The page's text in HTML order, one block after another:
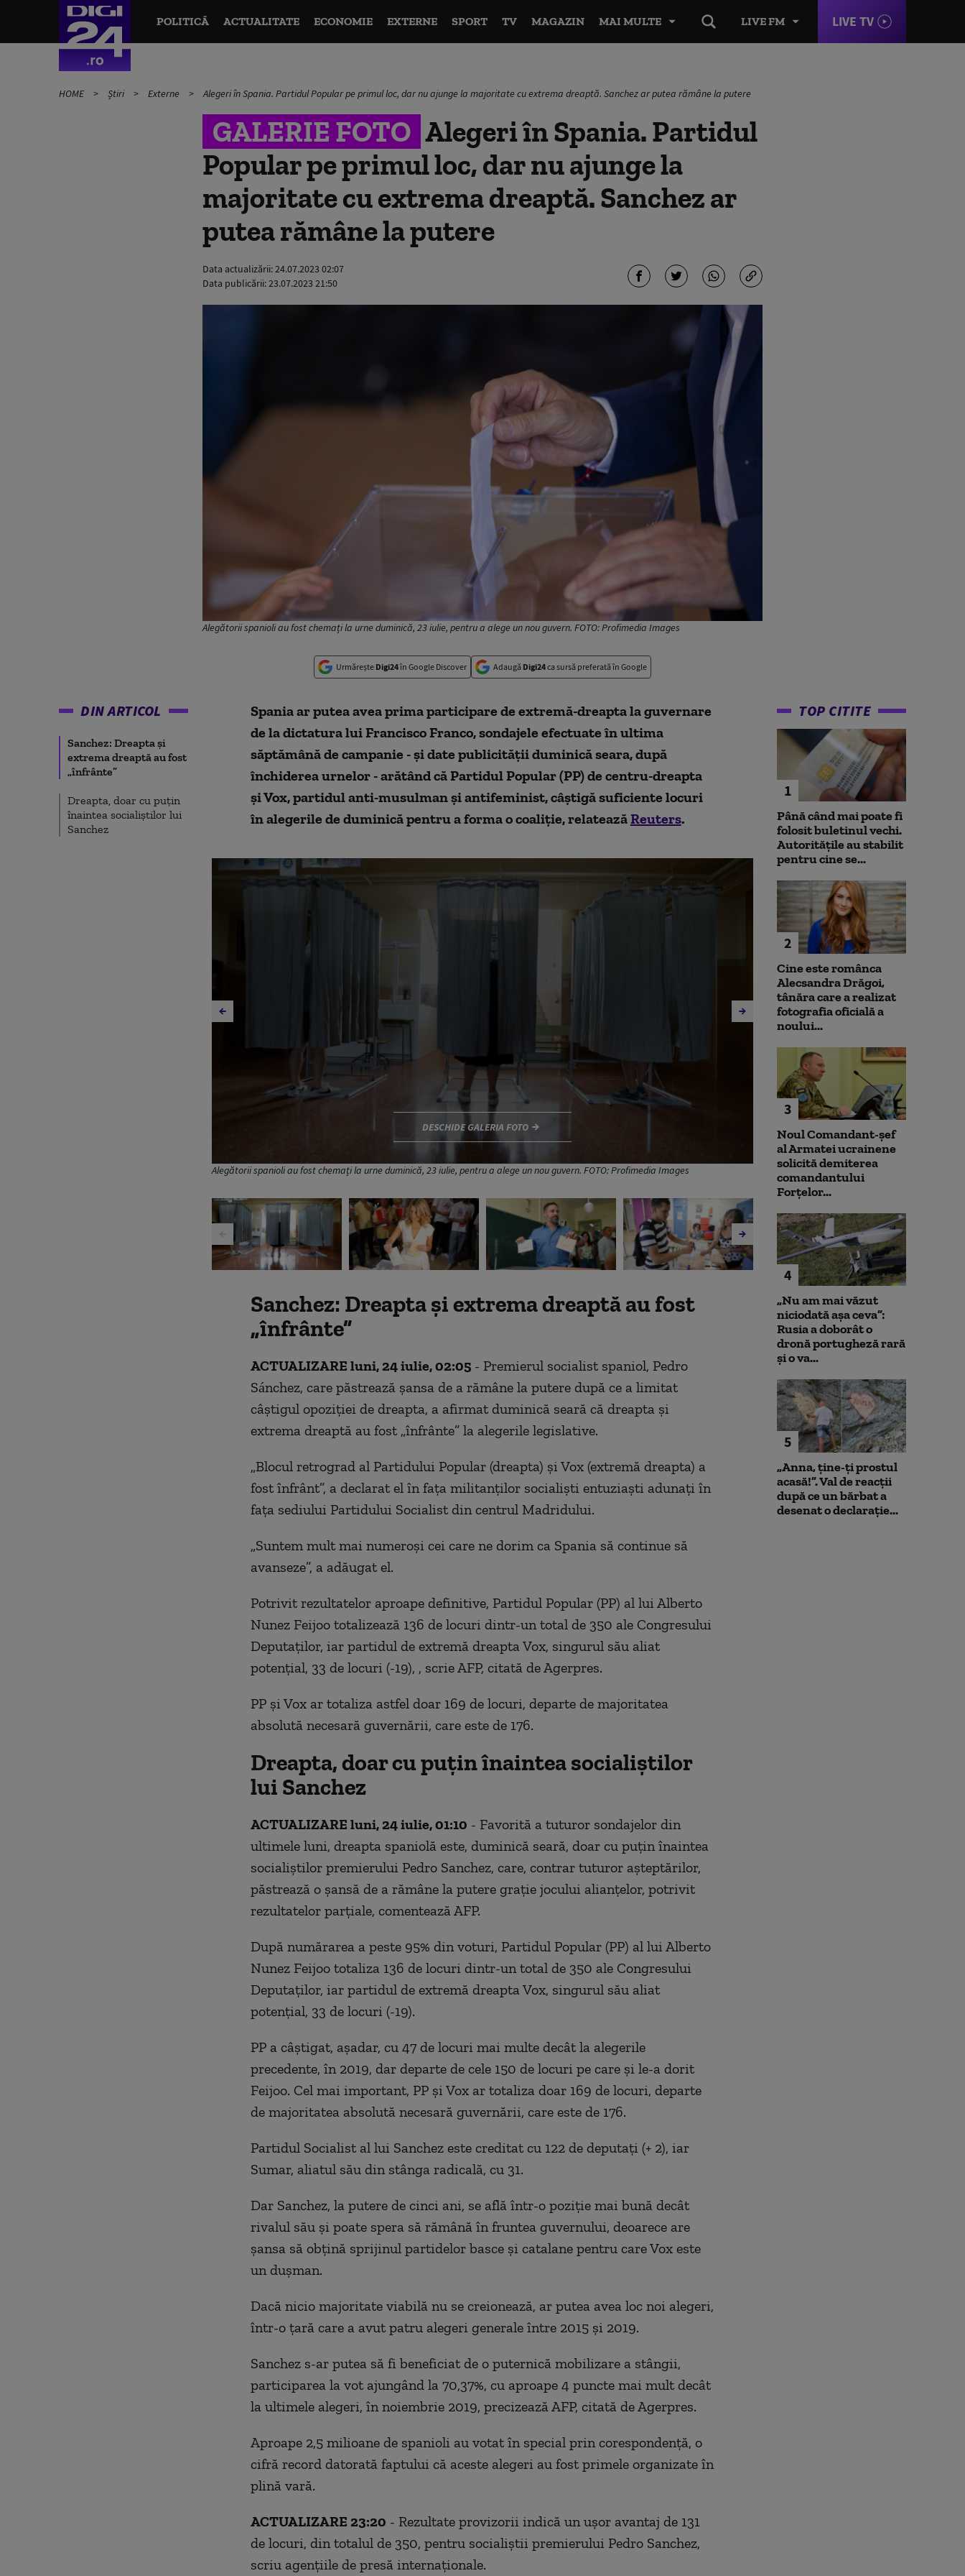
LIVE FM LIVE TV
POLITICĂ ACTUALITATE ECONOMIE EXTERNE SPORT TV MAGAZIN MAI MULTE
HOME Știri Externe Alegeri în Spania. Partidul Popular pe primul loc, dar nu ajunge la majoritate cu extrema dreaptă. Sanchez ar putea rămâne la putere
GALERIE FOTO Alegeri în Spania. Partidul
Popular pe primul loc, dar nu ajunge la
majoritate cu extrema dreaptă. Sanchez ar
putea rămâne la putere
Data actualizării:24.07.2023 02:07
Data publicării:23.07.2023 21:50
Alegătorii spanioli au fost chemați la urne duminică, 23 iulie, pentru a alege un nou guvern. FOTO: Profimedia Images
Urmărește Digi24în Google Discover Adaugă Digi24ca sursă preferată în Google
DIN ARTICOL
Sanchez: Dreapta şi
extrema dreaptă au fost
„înfrânte”
Dreapta, doar cu puțin
înaintea socialiștilor lui
Sanchez
Spania ar putea avea prima participare de extremă-dreapta la guvernare
de la dictatura lui Francisco Franco, sondajele efectuate în ultima
săptămână de campanie - şi date publicităţii duminică seara, după
închiderea urnelor - arătând că Partidul Popular (PP) de centru-dreapta
şi Vox, partidul anti-musulman şi antifeminist, câştigă suficiente locuri
în alegerile de duminică pentru a forma o coaliţie, relateazăReuters.
Alegătorii spanioli au fost chemați la urne duminică, 23 iulie, pentru a alege un nou guvern. FOTO: Profimedia Images
DESCHIDE GALERIA FOTO
Sanchez: Dreapta şi extrema dreaptă au fost
„înfrânte”
ACTUALIZARE luni, 24 iulie, 02:05- Premierul socialist spaniol, Pedro
Sánchez, care păstrează şansa de a rămâne la putere după ce a limitat
câştigul opoziţiei de dreapta, a afirmat duminică seară că dreapta şi
extrema dreaptă au fost „înfrânte” la alegerile legislative.
„Blocul retrograd al Partidului Popular (dreapta) şi Vox (extremă dreapta) a
fost înfrânt”, a declarat el în faţa militanţilor socialişti entuziaşti adunaţi în
faţa sediului Partidului Socialist din centrul Madridului.
„Suntem mult mai numeroşi cei care ne dorim ca Spania să continue să
avanseze”, a adăugat el.
Potrivit rezultatelor aproape definitive, Partidul Popular (PP) al lui Alberto
Nunez Feijoo totalizează 136 de locuri dintr-un total de 350 ale Congresului
Deputaţilor, iar partidul de extremă dreapta Vox, singurul său aliat
potenţial, 33 de locuri (-19), , scrie AFP, citată de Agerpres.
PP şi Vox ar totaliza astfel doar 169 de locuri, departe de majoritatea
absolută necesară guvernării, care este de 176.
Dreapta, doar cu puțin înaintea socialiștilor
lui Sanchez
ACTUALIZARE luni, 24 iulie, 01:10 - Favorită a tuturor sondajelor din
ultimele luni, dreapta spaniolă este, duminică seară, doar cu puţin înaintea
socialiştilor premierului Pedro Sanchez, care, contrar tuturor aşteptărilor,
păstrează o şansă de a rămâne la putere graţie jocului alianţelor, potrivit
rezultatelor parţiale, comentează AFP.
După numărarea a peste 95% din voturi, Partidul Popular (PP) al lui Alberto
Nunez Feijoo totaliza 136 de locuri dintr-un total de 350 ale Congresului
Deputaţilor, iar partidul de extremă dreapta Vox, singurul său aliat
potenţial, 33 de locuri (-19).
PP a câştigat, aşadar, cu 47 de locuri mai multe decât la alegerile
precedente, în 2019, dar departe de cele 150 de locuri pe care şi le-a dorit
Feijoo. Cel mai important, PP şi Vox ar totaliza doar 169 de locuri, departe
de majoritatea absolută necesară guvernării, care este de 176.
Partidul Socialist al lui Sanchez este creditat cu 122 de deputaţi (+ 2), iar
Sumar, aliatul său din stânga radicală, cu 31.
Dar Sanchez, la putere de cinci ani, se află într-o poziţie mai bună decât
rivalul său şi poate spera să rămână în fruntea guvernului, deoarece are
şansa să obţină sprijinul partidelor basce şi catalane pentru care Vox este
un duşman.
Dacă nicio majoritate viabilă nu se creionează, ar putea avea loc noi alegeri,
într-o ţară care a avut patru alegeri generale între 2015 şi 2019.
Sanchez s-ar putea să fi beneficiat de o puternică mobilizare a stângii,
participarea la vot ajungând la 70,37%, cu aproape 4 puncte mai mult decât
la ultimele alegeri, în noiembrie 2019, precizează AFP, citată de Agerpres.
Aproape 2,5 milioane de spanioli au votat în special prin corespondenţă, o
cifră record datorată faptului că aceste alegeri au fost primele organizate în
plină vară.
ACTUALIZARE 23:20 - Rezultate provizorii indică un uşor avantaj de 131
de locuri, din totalul de 350, pentru socialiştii premierului Pedro Sanchez,
scriu agenţiile de presă internaţionale.
TOP CITITE
1
Până când mai poate fi
folosit buletinul vechi.
Autoritățile au stabilit
pentru cine se...
2
Cine este românca
Alecsandra Drăgoi,
tânăra care a realizat
fotografia oficială a
noului...
3
Noul Comandant-șef
al Armatei ucrainene
solicită demiterea
comandantului
Forțelor...
4
„Nu am mai văzut
niciodată așa ceva”:
Rusia a doborât o
dronă portugheză rară
și o va...
5
„Anna, ţine-ţi prostul
acasă!”. Val de reacții
după ce un bărbat a
desenat o declarație...